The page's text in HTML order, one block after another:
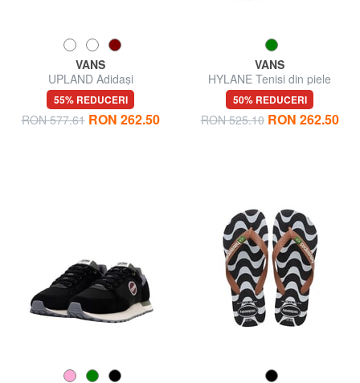
VANS
UPLAND Adidași
55% REDUCERI
RON 577.61 RON 262.50
VANS
HYLANE Tenisi din piele
50% REDUCERI
RON 525.10 RON 262.50